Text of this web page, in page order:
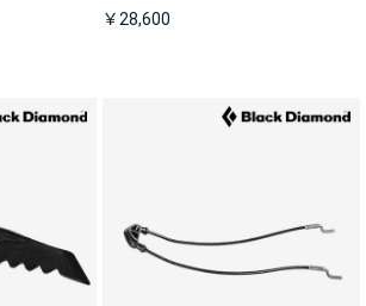
￥28,600